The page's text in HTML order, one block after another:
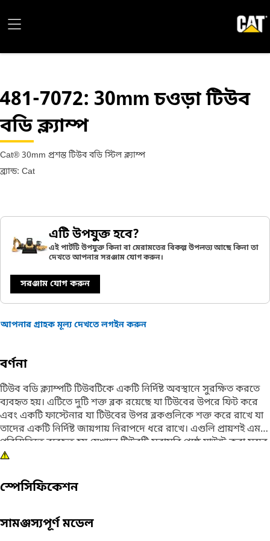
481-7072: 30mm চওড়া টিউব
বডি ক্ল্যাম্প
Cat® 30mm প্রশস্ত টিউব বডি স্টিল ক্ল্যাম্প
ব্র্যান্ড: Cat
এটি উপযুক্ত হবে?
এই পার্টটি উপযুক্ত কিনা বা মেরামতের বিকল্প উপলভ্য আছে কিনা তা
দেখতে আপনার সরঞ্জাম যোগ করুন।
সরঞ্জাম যোগ করুন
আপনার গ্রাহক মূল্য দেখতে লগইন করুন
বর্ণনা
টিউব বডি ক্ল্যাম্পটি টিউবটিকে একটি নির্দিষ্ট অবস্থানে সুরক্ষিত করতে
ব্যবহৃত হয়। এটিতে দুটি শক্ত ব্লক রয়েছে যা টিউবের উপরে ফিট করে
এবং একটি ফাস্টেনার যা টিউবের উপর ব্লকগুলিকে শক্ত করে রাখে যা
তাদের একটি নির্দিষ্ট জায়গায় নিরাপদে ধরে রাখে। এগুলি প্রায়শই এমন
পরিস্থিতিতে ব্যবহৃত হয় যেখানে টিউবটি সরাসরি পৃষ্ঠে মাউন্ট করা সম্ভব
বা পছন্দসই নয়, যেমন যখন পৃষ্ঠটি অসম বা অনিয়মিত হয়।
বৈশিষ্ট্য:
হোল দেওয়া হয়েছে
স্পেসিফিকেশন
সামঞ্জস্যপূর্ণ মডেল